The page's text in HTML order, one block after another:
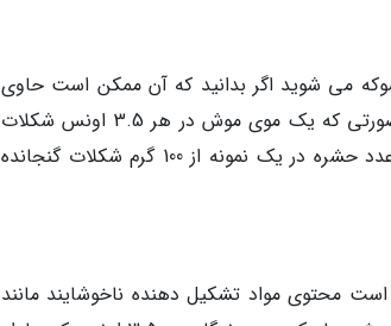
می شوید اگر بدانید که آن ممکن است حاوی
موی موش باشد. از نظر قانونی، شرکت های فراوری نماینده شکلات در صورتی که یک موی موش در هر 3.5 اونس شکلات
پیدا گردد مقصر نخواهند بود. علاوه بر این، FDA اجازه می دهد تا 60 عدد حشره در یک نمونه از 100 گرم شکلات گنجانده
محتوی مواد تشکیل دهنده ناخوشایند مانند